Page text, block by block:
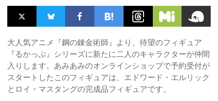
大人気アニメ『鋼の錬金術師』より、待望のフィギュア
『るかっぷ』シリーズに新たに二人のキャラクターが仲間
入りします。あみあみのオンラインショップで予約受付が
スタートしたこのフィギュアは、エドワード・エルリック
とロイ・マスタングの完成品フィギュアです。